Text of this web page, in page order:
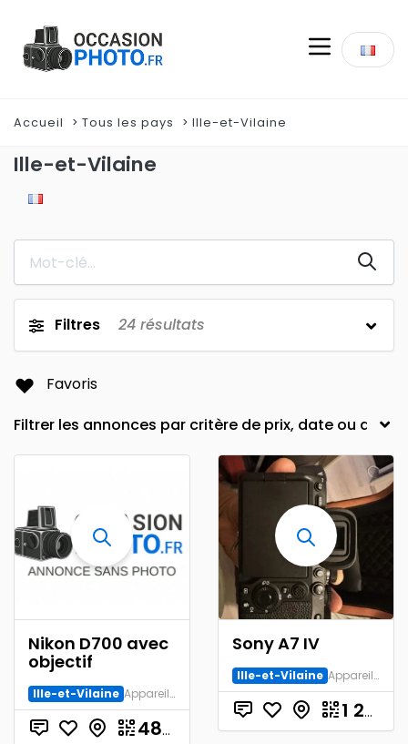
Accueil Tous les pays Ille-et-Vilaine
Ille-et-Vilaine
Filtres 24 résultats
Favoris
Nikon D700 avec
objectif
Ille-et-Vilaine Appareil numérique
480.00 €
Sony A7 IV
Ille-et-Vilaine Appareil numérique
1 200.00